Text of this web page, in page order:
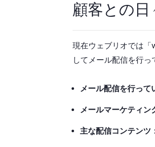
顧客との
現在ウェブリオでは
してメール配信を行っ
メール配信を行っ
メールマーケティン
主な配信コンテンツ